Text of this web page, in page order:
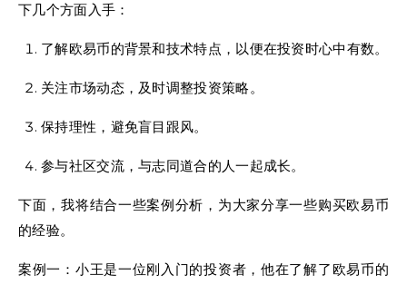
下几个方面入手：
了解欧易币的背景和技术特点，以便在投资时心中有数。
关注市场动态，及时调整投资策略。
保持理性，避免盲目跟风。
参与社区交流，与志同道合的人一起成长。
下面，我将结合一些案例分析，为大家分享一些购买欧易币
的经验。
案例一：小王是一位刚入门的投资者，他在了解了欧易币的